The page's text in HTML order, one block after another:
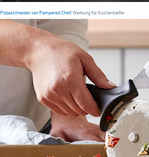
Pizzaschneider von Pampered Chef | Werbung für Küchenhelfer